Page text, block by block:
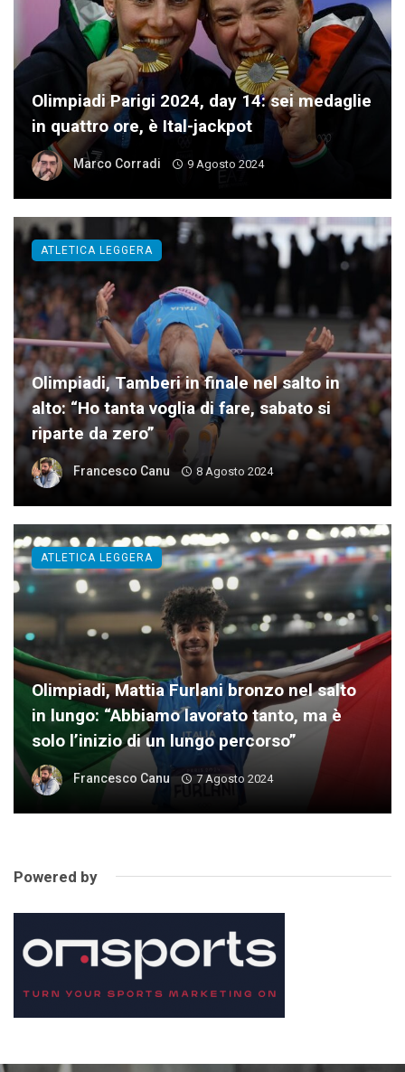
Olimpiadi Parigi 2024, day 14: sei medaglie
in quattro ore, è Ital-jackpot
Marco Corradi 9 Agosto 2024
Olimpiadi, Tamberi in finale nel salto in
alto: “Ho tanta voglia di fare, sabato si
riparte da zero”
Francesco Canu 8 Agosto 2024
ATLETICA LEGGERA
Olimpiadi, Mattia Furlani bronzo nel salto
in lungo: “Abbiamo lavorato tanto, ma è
solo l’inizio di un lungo percorso”
Francesco Canu 7 Agosto 2024
ATLETICA LEGGERA
Powered by